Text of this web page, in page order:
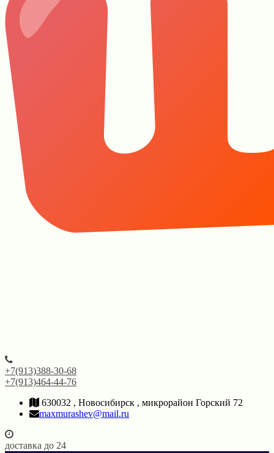
+7(913)388-30-68
+7(913)464-44-76
630032 , Новосибирск , микрорайон Горский 72
maxmurashev@mail.ru
доставка до 24